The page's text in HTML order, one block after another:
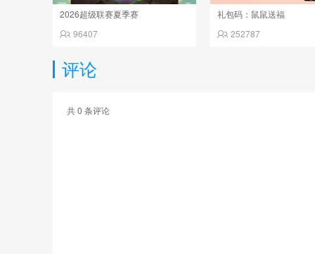
2026超级联赛夏季赛
96407
礼包码：鼠鼠送福
252787
评论
共0 条评论